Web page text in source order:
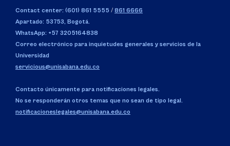
Contact center: (601) 861 5555 / 861 6666
Apartado: 53753, Bogotá.
WhatsApp: +57 3205164838
Correo electrónico para inquietudes generales y servicios de la
Universidad
servicious@unisabana.edu.co
Contacto únicamente para notificaciones legales.
No se responderán otros temas que no sean de tipo legal.
notificacioneslegales@unisabana.edu.co